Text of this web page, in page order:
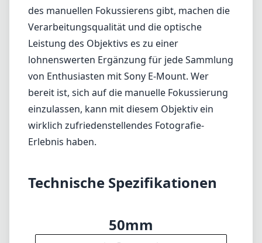
Technische Spezifikationen
50mm
min. Brennweite
50mm
f1.05